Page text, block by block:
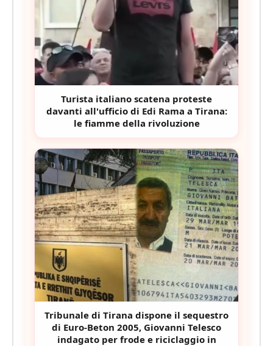
Turista italiano scatena proteste
davanti all'ufficio di Edi Rama a Tirana:
le fiamme della rivoluzione
Tribunale di Tirana dispone il sequestro
di Euro-Beton 2005, Giovanni Telesco
indagato per frode e riciclaggio in